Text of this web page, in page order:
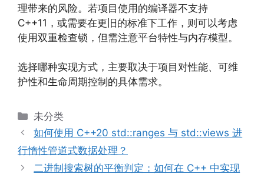
理带来的风险。若项目使用的编译器不支持
C++11，或需要在更旧的标准下工作，则可以考虑
使用双重检查锁，但需注意平台特性与内存模型。
选择哪种实现方式，主要取决于项目对性能、可维
护性和生命周期控制的具体需求。
分
类
未分类
如何使用 C++20 std::ranges 与 std::views 进
行惰性管道式数据处理？
二进制搜索树的平衡判定：如何在 C++ 中实现